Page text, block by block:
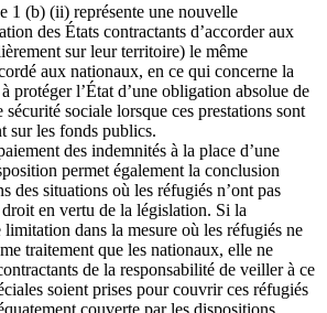
1 (b) (ii) représente une nouvelle
des États contractants d’accorder aux
sur leur territoire) le même
aux nationaux, en ce qui concerne la
protéger l’État d’une obligation absolue de
sécurité sociale lorsque ces prestations sont
sur les fonds publics.
des indemnités à la place d’une
permet également la conclusion
des situations où les réfugiés n’ont pas
en vertu de la législation. Si la
dans la mesure où les réfugiés ne
traitement que les nationaux, elle ne
de la responsabilité de veiller à ce
soient prises pour couvrir ces réfugiés
couverte par les dispositions